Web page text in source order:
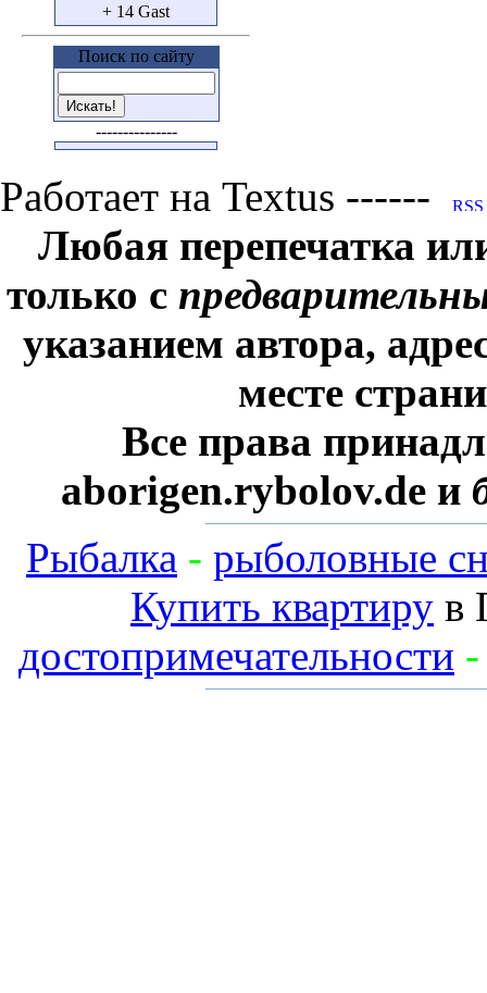
+ 14 Gast
Поиск по сайту
---------------
Работает на Textus ------
Любая перепечатка
только с
указанием автора,
месте
Все права
aborigen.rybolov.de и
Рыбалка - рыболовные
Купить квартиру в
достопримечательности